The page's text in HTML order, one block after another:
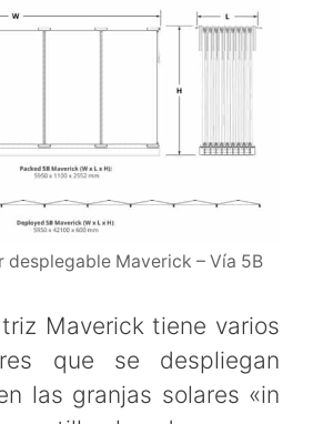
desplegable Maverick – Vía 5B
Maverick tiene varios
que se despliegan
las granjas solares «in